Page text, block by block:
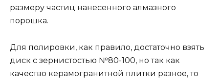
размеру частиц нанесенного алмазного
порошка.
Для полировки, как правило, достаточно взять
диск с зернистостью №80-100, но так как
качество керамогранитной плитки разное, то